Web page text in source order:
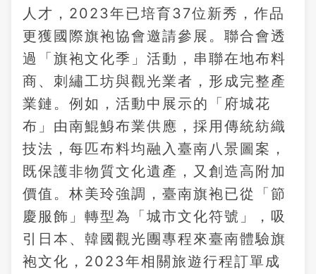
人才，2023年已培育37位新秀，作品
更獲國際旗袍協會邀請參展。聯合會透
過「旗袍文化季」活動，串聯在地布料
商、刺繡工坊與觀光業者，形成完整產
業鏈。例如，活動中展示的「府城花
布」由南鯤鯓布業供應，採用傳統紡織
技法，每匹布料均融入臺南八景圖案，
既保護非物質文化遺產，又創造高附加
價值。林美玲強調，臺南旗袍已從「節
慶服飾」轉型為「城市文化符號」，吸
引日本、韓國觀光團專程來臺南體驗旗
袍文化，2023年相關旅遊行程訂單成